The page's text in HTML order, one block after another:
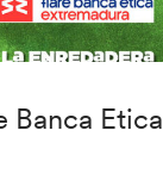
Banca Etica